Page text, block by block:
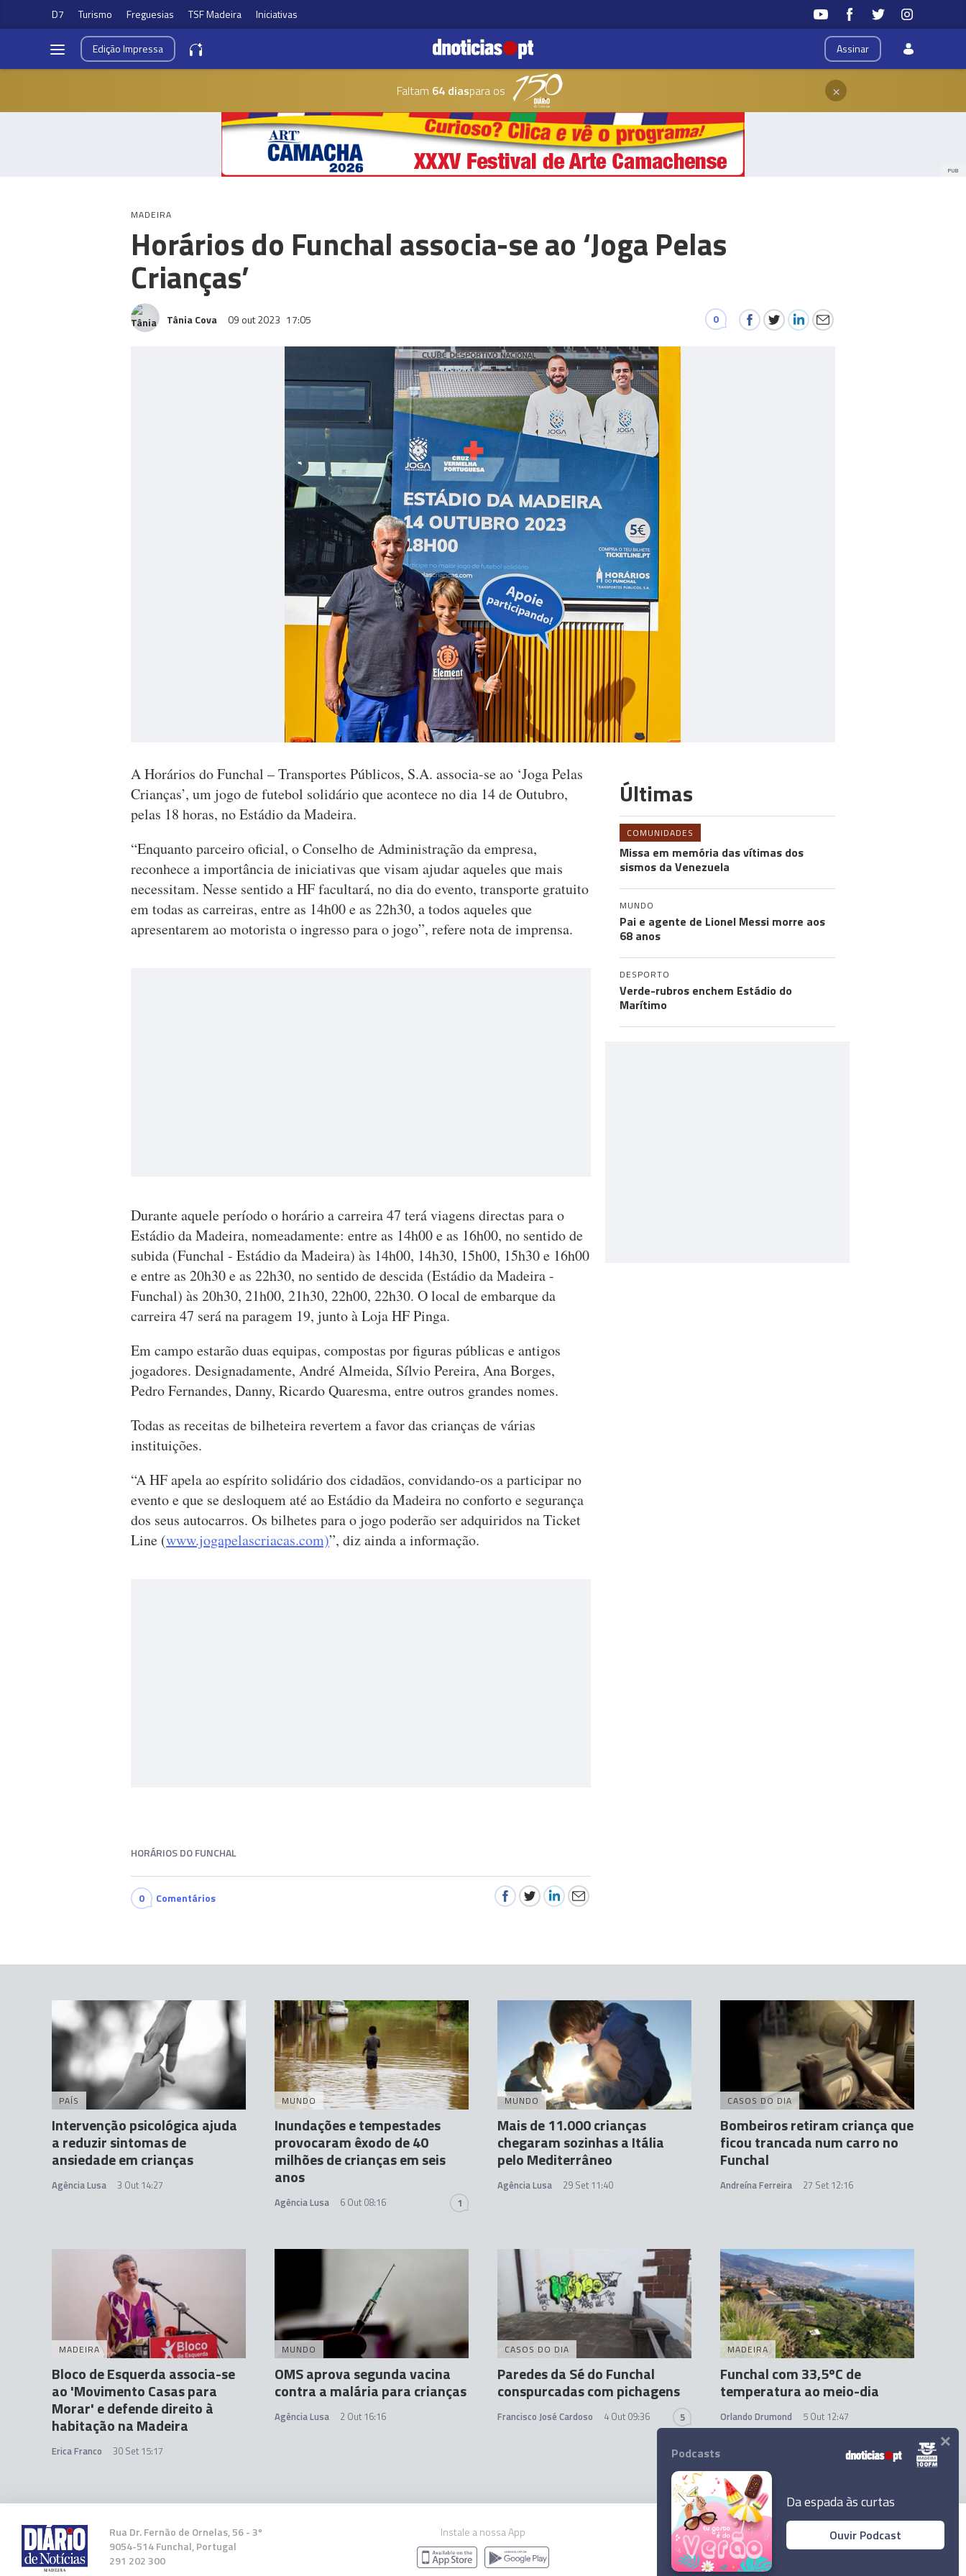
D7 Turismo Freguesias TSF Madeira Iniciativas
Assinar
EdiçãoImpressa
Faltam 64 diaspara os ×
PUB
MADEIRA
Horários do Funchal associa-se ao ‘Joga Pelas
Crianças’
Tânia Cova 09 out 2023 17:05 0
A Horários do Funchal – Transportes Públicos, S.A. associa-se ao ‘Joga Pelas
Crianças’, um jogo de futebol solidário que acontece no dia 14 de Outubro,
pelas 18 horas, no Estádio da Madeira.
“Enquanto parceiro oficial, o Conselho de Administração da empresa,
reconhece a importância de iniciativas que visam ajudar aqueles que mais
necessitam. Nesse sentido a HF facultará, no dia do evento, transporte gratuito
em todas as carreiras, entre as 14h00 e as 22h30, a todos aqueles que
apresentarem ao motorista o ingresso para o jogo”, refere nota de imprensa.
Durante aquele período o horário a carreira 47 terá viagens directas para o
Estádio da Madeira, nomeadamente: entre as 14h00 e as 16h00, no sentido de
subida (Funchal - Estádio da Madeira) às 14h00, 14h30, 15h00, 15h30 e 16h00
e entre as 20h30 e as 22h30, no sentido de descida (Estádio da Madeira -
Funchal) às 20h30, 21h00, 21h30, 22h00, 22h30. O local de embarque da
carreira 47 será na paragem 19, junto à Loja HF Pinga.
Em campo estarão duas equipas, compostas por figuras públicas e antigos
jogadores. Designadamente, André Almeida, Sílvio Pereira, Ana Borges,
Pedro Fernandes, Danny, Ricardo Quaresma, entre outros grandes nomes.
Todas as receitas de bilheteira revertem a favor das crianças de várias
instituições.
“A HF apela ao espírito solidário dos cidadãos, convidando-os a participar no
evento e que se desloquem até ao Estádio da Madeira no conforto e segurança
dos seus autocarros. Os bilhetes para o jogo poderão ser adquiridos na Ticket
Line (www.jogapelascriacas.com)”, diz ainda a informação.
HORÁRIOS DO FUNCHAL
0 Comentários
Últimas
COMUNIDADES
Missa em memória das vítimas dos
sismos da Venezuela
MUNDO
Pai e agente de Lionel Messi morre aos
68 anos
DESPORTO
Verde-rubros enchem Estádio do
Marítimo
PAÍS
Intervenção psicológica ajuda
a reduzir sintomas de
ansiedade em crianças
Agência Lusa 3 Out 14:27
MUNDO
Inundações e tempestades
provocaram êxodo de 40
milhões de crianças em seis
anos
Agência Lusa 6 Out 08:16 1
MUNDO
Mais de 11.000 crianças
chegaram sozinhas a Itália
pelo Mediterrâneo
Agência Lusa 29 Set 11:40
CASOS DO DIA
Bombeiros retiram criança que
ficou trancada num carro no
Funchal
Andreína Ferreira 27 Set 12:16
MADEIRA
Bloco de Esquerda associa-se
ao 'Movimento Casas para
Morar' e defende direito à
habitação na Madeira
Erica Franco 30 Set 15:17
MUNDO
OMS aprova segunda vacina
contra a malária para crianças
Agência Lusa 2 Out 16:16
CASOS DO DIA
Paredes da Sé do Funchal
conspurcadas com pichagens
Francisco José Cardoso 4 Out 09:36 5
MADEIRA
Funchal com 33,5ºC de
temperatura ao meio-dia
Orlando Drumond 5 Out 12:47
Rua Dr. Fernão de Ornelas, 56 - 3º
9054-514 Funchal, Portugal
291 202 300
Instale a nossa App
© 2023 Empresa Diário de Notícias, Lda.
Podcasts
Da espada às curtas
Ouvir Podcast
×